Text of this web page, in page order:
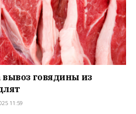
говядины из
11:59